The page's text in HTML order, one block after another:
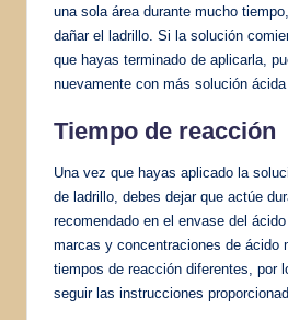
una sola área durante mucho
dañar el ladrillo. Si la solución
que hayas terminado de aplicarla,
nuevamente con más solución ácida
Tiempo de reacción
Una vez que hayas aplicado la
de ladrillo, debes dejar que actúe
recomendado en el envase del
marcas y concentraciones de ácido
tiempos de reacción diferentes, por
seguir las instrucciones